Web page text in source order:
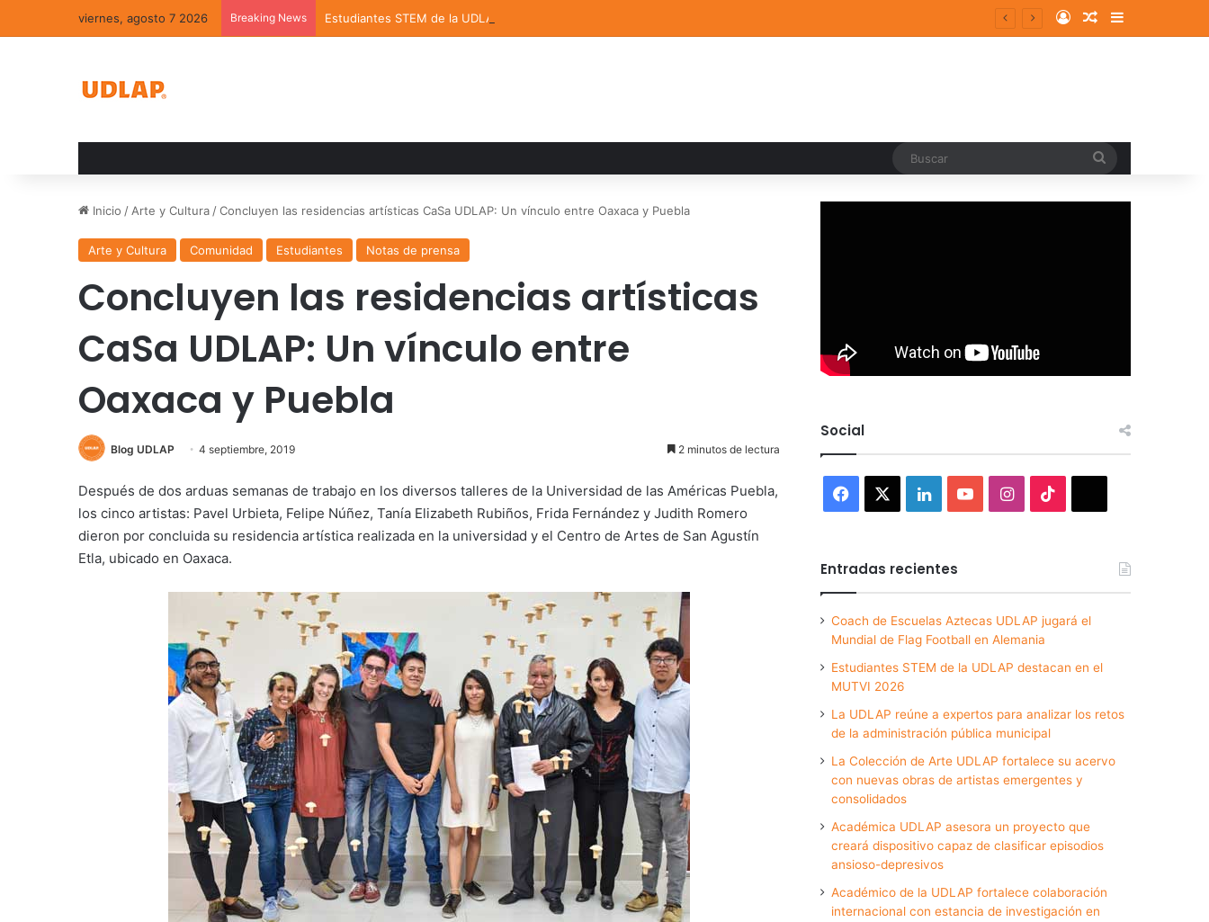
viernes, agosto 7 2026 Breaking News Estudiantes STEM de la UDLAP destacan en el MUTVI 2026 Log InRandom Article
Sidebar
Inicio / Arte y Cultura /Concluyen las residencias artísticas CaSa UDLAP: Un vínculo entre Oaxaca y Puebla
Arte y Cultura Comunidad Estudiantes Notas de prensa
Concluyen las residencias artísticas
CaSa UDLAP: Un vínculo entre
Oaxaca y Puebla
Blog UDLAP 4 septiembre, 2019 2 minutos de lectura
Después de dos arduas semanas de trabajo en los diversos talleres de la Universidad de las Américas Puebla,
los cinco artistas: Pavel Urbieta, Felipe Núñez, Tanía Elizabeth Rubiños, Frida Fernández y Judith Romero
dieron por concluida su residencia artística realizada en la universidad y el Centro de Artes de San Agustín
Etla, ubicado en Oaxaca.
Social
Facebook LinkedInYouTubeInstagram
Entradas recientes
Coach de Escuelas Aztecas UDLAP jugará el
Mundial de Flag Football en Alemania
Estudiantes STEM de la UDLAP destacan en el
MUTVI 2026
La UDLAP reúne a expertos para analizar los retos
de la administración pública municipal
La Colección de Arte UDLAP fortalece su acervo
con nuevas obras de artistas emergentes y
consolidados
Académica UDLAP asesora un proyecto que
creará dispositivo capaz de clasificar episodios
ansioso-depresivos
Académico de la UDLAP fortalece colaboración
internacional con estancia de investigación en